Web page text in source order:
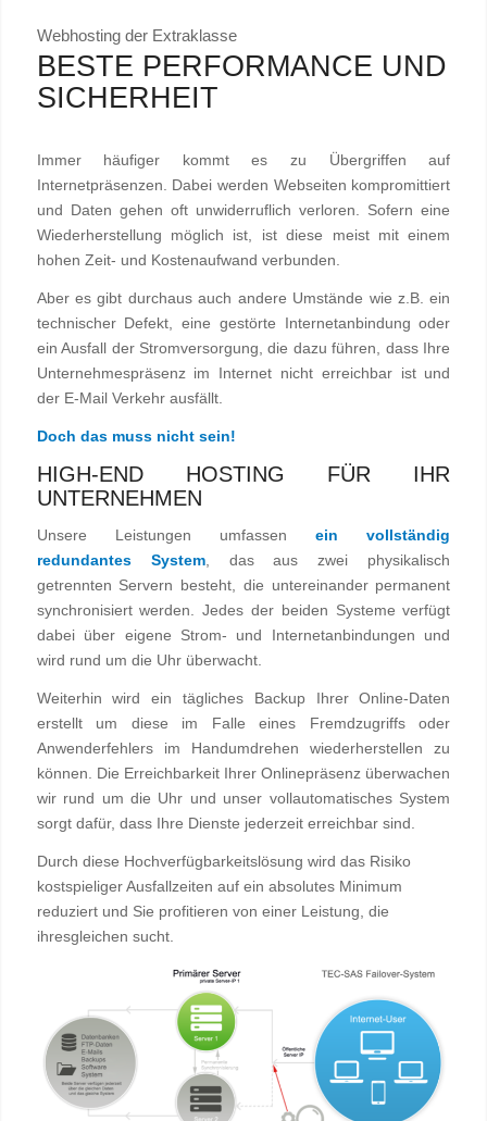
Webhosting der Extraklasse
BESTE PERFORMANCE UND
SICHERHEIT
Immer häufiger kommt es zu Übergriffen auf
Internetpräsenzen. Dabei werden Webseiten kompromittiert
und Daten gehen oft unwiderruflich verloren. Sofern eine
Wiederherstellung möglich ist, ist diese meist mit einem
hohen Zeit- und Kostenaufwand verbunden.
Aber es gibt durchaus auch andere Umstände wie z.B. ein
technischer Defekt, eine gestörte Internetanbindung oder
ein Ausfall der Stromversorgung, die dazu führen, dass Ihre
Unternehmespräsenz im Internet nicht erreichbar ist und
der E-Mail Verkehr ausfällt.
Doch das muss nicht sein!
HIGH-END HOSTING FÜR IHR
UNTERNEHMEN
Unsere Leistungen umfassenein vollständig
redundantes System, das aus zwei physikalisch
getrennten Servern besteht, die untereinander permanent
synchronisiert werden. Jedes der beiden Systeme verfügt
dabei über eigene Strom- und Internetanbindungen und
wird rund um die Uhr überwacht.
Weiterhin wird ein tägliches Backup Ihrer Online-Daten
erstellt um diese im Falle eines Fremdzugriffs oder
Anwenderfehlers im Handumdrehen wiederherstellen zu
können. Die Erreichbarkeit Ihrer Onlinepräsenz überwachen
wir rund um die Uhr und unser vollautomatisches System
sorgt dafür, dass Ihre Dienste jederzeit erreichbar sind.
Durch diese Hochverfügbarkeitslösung wird das Risiko
kostspieliger Ausfallzeiten auf ein absolutes Minimum
reduziert und Sie profitieren von einer Leistung, die
ihresgleichen sucht.